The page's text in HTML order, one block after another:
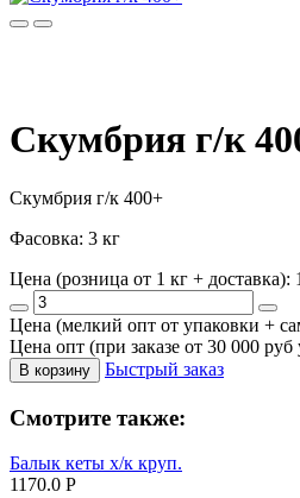
Скумбрия г/к
Скумбрия г/к 400+
Фасовка: 3 кг
Цена (розница от 1 кг + доставка):
Цена (мелкий опт от упаковки +
Цена опт (при заказе от 30 000 руб
В корзину Быстрый заказ
Смотрите также:
Балык кеты х/к круп.
1170.0 P